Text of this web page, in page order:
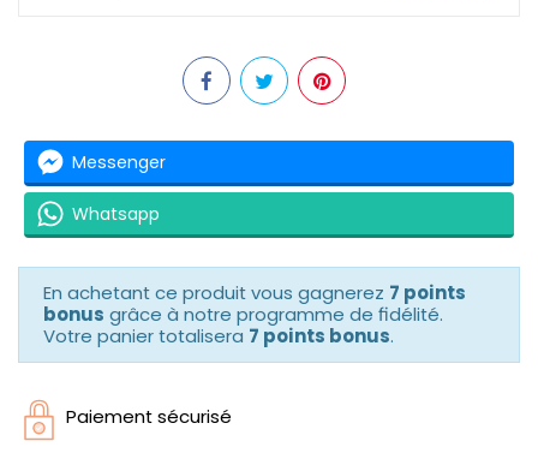
Messenger
Whatsapp
En achetant ce produit vous gagnerez 7 points
bonus grâce à notre programme de fidélité.
Votre panier totalisera 7 points bonus.
Paiement sécurisé